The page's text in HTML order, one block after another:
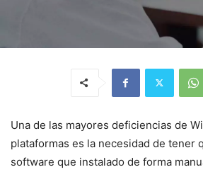
Una de las mayores deficiencias de
plataformas es la necesidad de tener
software que instalado de forma